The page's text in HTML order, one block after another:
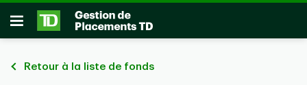
Passer au contenu principal
Ouvrir
Retour à la liste de fonds